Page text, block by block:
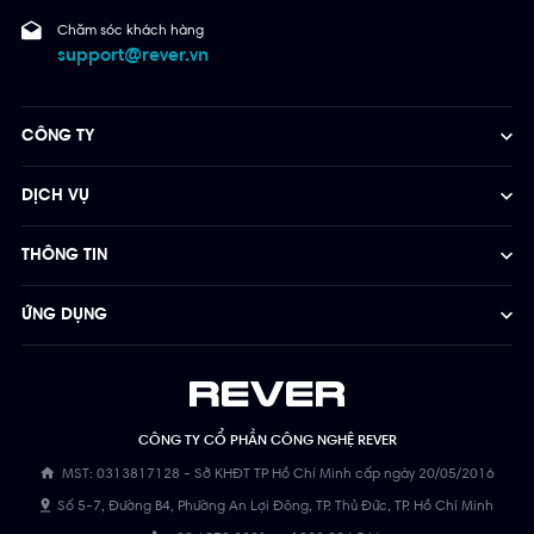
Chăm sóc khách hàng
support@rever.vn
CÔNG TY CỔ PHẦN CÔNG NGHỆ REVER
MST: 0313817128 - Sở KHĐT TP Hồ Chí Minh cấp ngày 20/05/2016
Số 5-7, Đường B4, Phường An Lợi Đông, TP. Thủ Đức, TP. Hồ Chí Minh
CÔNG TY
DỊCH VỤ
THÔNG TIN
ỨNG DỤNG